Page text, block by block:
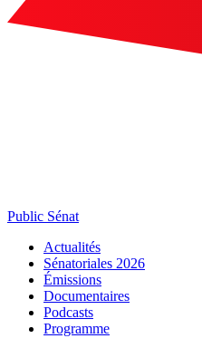
Public Sénat
Actualités
Sénatoriales 2026
Émissions
Documentaires
Podcasts
Programme